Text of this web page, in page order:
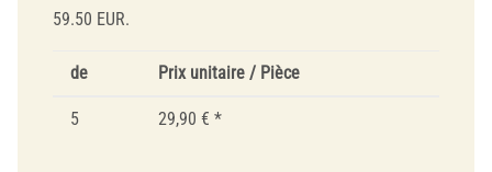
59.50 EUR.
de Prix unitaire / Pièce
5 29,90 € *